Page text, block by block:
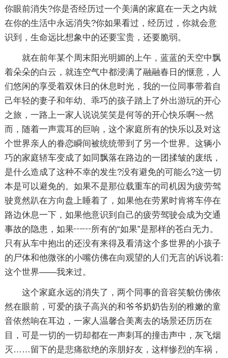
你眼前消失?你是否经历过一个美满的家庭在一天之内就
在你的生活中永远消失?你如果看过，经历过，你就会意
识到，生命远比想象中的还要宝贵，还要脆弱。
就在前年某个周末阳光明媚的上午，蓝蓝的天空中飘
着朵朵的白云，就连空气中都浸满了融融春日的惬意，人
们悠闲的享受着双休日的休息时光，我的一位同事带着自
己年轻的妻子和年幼、乖巧的孩子踏上了外出游玩的开心
之旅，一路上一家人说说笑笑是何等的开心快乐啊~~然
而，随着一声震耳的巨响，这个家庭所有的快乐以及对这
个世界亲人的眷恋瞬间被统统带到了另一个世界。这辆小
巧的家庭轿车变成了如同飘落在路边的一团揉皱的废纸，
是什么造成了这种不幸的发生?没有避免的可能么?这一切
本是可以避免的。如果不是那位载重车的司机因为疲劳驾
驶竟然趴在方向盘上睡着了，如果他在劳累时肯将车停在
路边休息一下，如果他意识到自己的疲劳驾驶会成为交通
事故的隐患，如果┅┅所有的“如果”是那样的苍白无力。
只有从车中抱出的还没有来得及看清这个多世界的小孩子
的尸体和他微张的小嘴仿佛在向观望的人们无言的诉说着:
这个世界——我来过。
这个家庭永远的消失了，两个同事的音容笑貌仿佛依
然在眼前，可爱的孩子高兴的和爷爷奶奶告别的稚嫩的童
音依然响在耳边，一家人温馨合美离去的场景还历历在
目，可是一切的一切却都在一声刺耳的撞击声中，灰飞烟
灭……留下的是悲痛欲绝的亲朋好友，这样惨烈的车祸，